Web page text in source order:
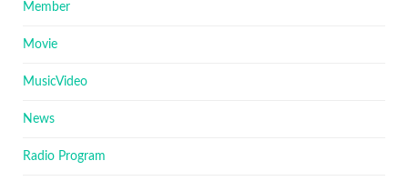
Member
Movie
MusicVideo
News
Radio Program